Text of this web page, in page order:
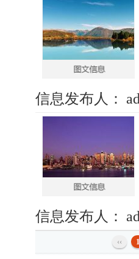
信息发布人：
信息发布人：
‹‹